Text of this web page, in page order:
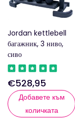
Jordan kettlebell
багажник, 3 ниво,
сиво
Редовна
цена
€528,95
Добавете към
количката